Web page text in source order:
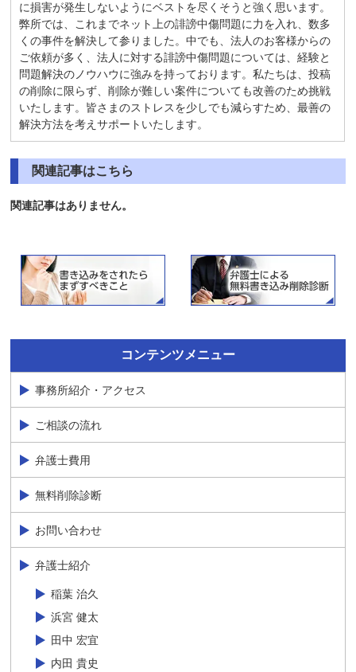
に損害が発生しないようにベストを尽くそうと強く思います。
弊所では、これまでネット上の誹謗中傷問題に力を入れ、数多
くの事件を解決して参りました。中でも、法人のお客様からの
ご依頼が多く、法人に対する誹謗中傷問題については、経験と
問題解決のノウハウに強みを持っております。私たちは、投稿
の削除に限らず、削除が難しい案件についても改善のため挑戦
いたします。皆さまのストレスを少しでも減らすため、最善の
解決方法を考えサポートいたします。
関連記事はこちら
関連記事はありません。
コンテンツメニュー
事務所紹介・アクセス
ご相談の流れ
弁護士費用
無料削除診断
お問い合わせ
弁護士紹介
稲葉 治久
浜宮 健太
田中 宏宜
内田 貴史